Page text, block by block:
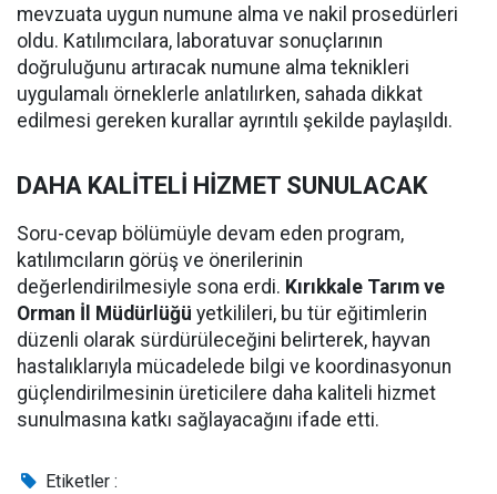
mevzuata uygun numune alma ve nakil prosedürleri
oldu. Katılımcılara, laboratuvar sonuçlarının
doğruluğunu artıracak numune alma teknikleri
uygulamalı örneklerle anlatılırken, sahada dikkat
edilmesi gereken kurallar ayrıntılı şekilde paylaşıldı.
DAHA KALİTELİ HİZMET SUNULACAK
Soru-cevap bölümüyle devam eden program,
katılımcıların görüş ve önerilerinin
değerlendirilmesiyle sona erdi. Kırıkkale Tarım ve
Orman İl Müdürlüğü yetkilileri, bu tür eğitimlerin
düzenli olarak sürdürüleceğini belirterek, hayvan
hastalıklarıyla mücadelede bilgi ve koordinasyonun
güçlendirilmesinin üreticilere daha kaliteli hizmet
sunulmasına katkı sağlayacağını ifade etti.
Etiketler :